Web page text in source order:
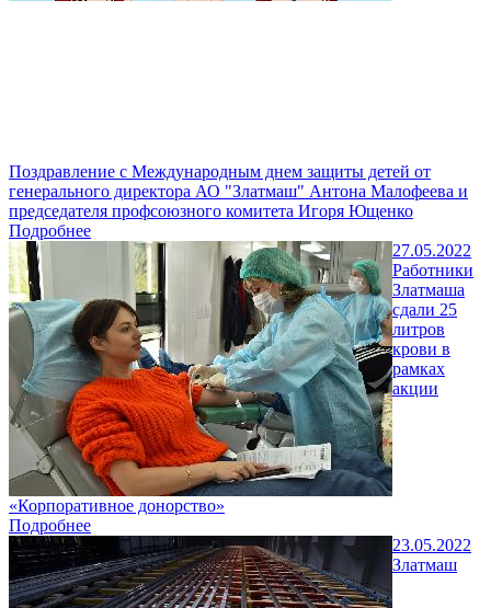
Поздравление с Международным днем защиты детей от
генерального директора АО "Златмаш" Антона Малофеева и
председателя профсоюзного комитета Игоря Ющенко
Подробнее
27.05.2022
Работники
Златмаша
сдали 25
литров
крови в
рамках
акции
«Корпоративное донорство»
Подробнее
23.05.2022
Златмаш